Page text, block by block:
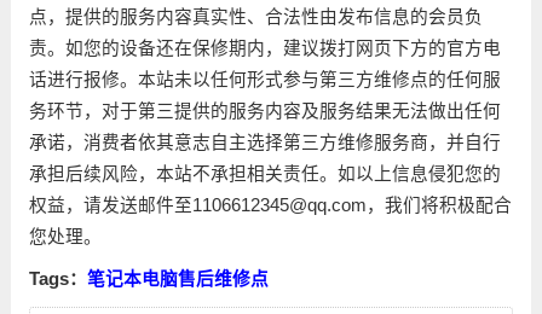
点，提供的服务内容真实性、合法性由发布信息的会员负
责。如您的设备还在保修期内，建议拨打网页下方的官方电
话进行报修。本站未以任何形式参与第三方维修点的任何服
务环节，对于第三提供的服务内容及服务结果无法做出任何
承诺，消费者依其意志自主选择第三方维修服务商，并自行
承担后续风险，本站不承担相关责任。如以上信息侵犯您的
权益，请发送邮件至1106612345@qq.com，我们将积极配合
您处理。
Tags： 笔记本电脑售后维修点